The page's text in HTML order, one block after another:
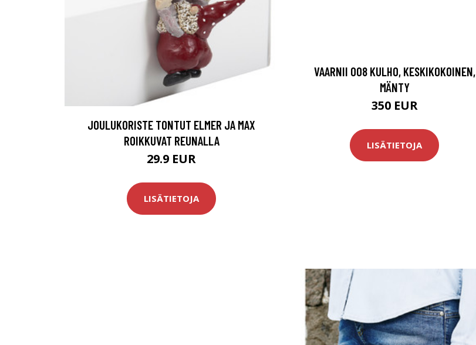
JOULUKORISTE TONTUT ELMER JA MAX
ROIKKUVAT REUNALLA
29.9 EUR
LISÄTIETOJA
VAARNII 008 KULHO, KESKIKOKOINEN,
MÄNTY
350 EUR
LISÄTIETOJA